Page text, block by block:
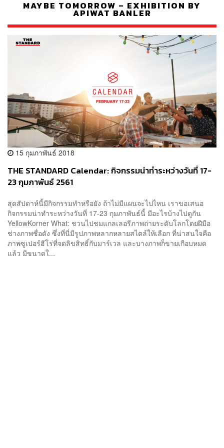
MAYBE TOMORROW – EXHIBITION BY
APIWAT BANLER
15 กุมภาพันธ์ 2018
THE STANDARD Calendar: กิจกรรมน่าทำระหว่างวันที่ 17-
23 กุมภาพันธ์ 2561
สุดสัปดาห์นี้มีกิจกรรมทำหรือยัง ถ้าไม่มีแผนจะไปไหน เราขอเสนอ
กิจกรรมน่าทำระหว่างวันที่ 17-23 กุมภาพันธ์นี้ มีอะไรบ้างไปดูกัน
YellowKorner What: ชวนไปชมแกลเลอรีภาพถ่ายระดับโลกโดยฝีมือ
ช่างภาพชื่อดัง ซึ่งที่นี่มีรูปภาพหลากหลายสไตล์ให้เลือก ที่น่าสนใจคือ
ภาพซูเปอร์ฮีโร่ที่จดลิขสิทธิ์กับมาร์เวล และบางภาพก็ขายเกือบหมด
แล้ว มีขนาดใ...